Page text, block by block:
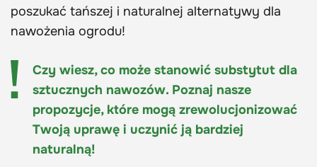
poszukać tańszej i naturalnej alternatywy dla
nawożenia ogrodu!
Czy wiesz, co może stanowić substytut dla
sztucznych nawozów. Poznaj nasze
propozycje, które mogą zrewolucjonizować
Twoją uprawę i uczynić ją bardziej
naturalną!